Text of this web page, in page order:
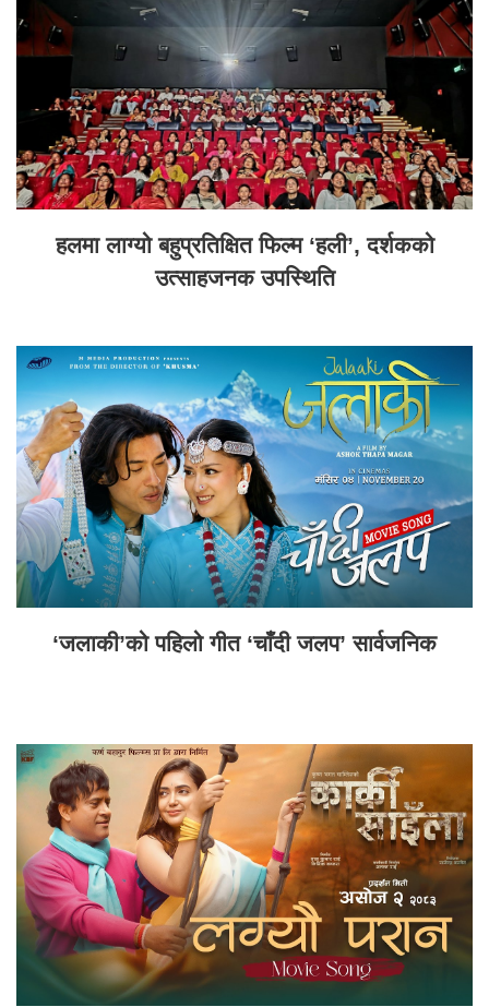
हलमा लाग्यो बहुप्रतिक्षित फिल्म ‘हली’, दर्शकको
उत्साहजनक उपस्थिति
‘जलाकी’को पहिलो गीत ‘चाँदी जलप’ सार्वजनिक